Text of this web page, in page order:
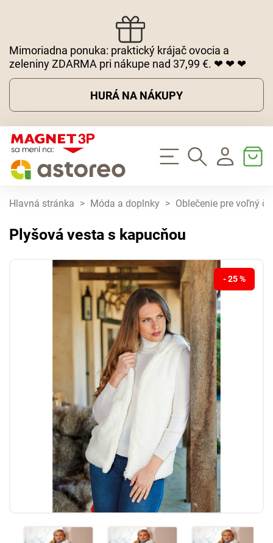
Mimoriadna ponuka: praktický krájač ovocia a
zeleniny ZDARMA pri nákupe nad 37,99 €. ❤ ❤ ❤
HURÁ NA NÁKUPY
Hlavná stránka > Móda a doplnky > Oblečenie pre voľný
Plyšová vesta s kapucňou
- 25 %